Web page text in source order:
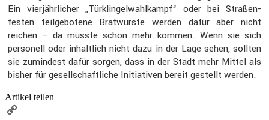
Ein vierjähr­li­cher „Türklin­gel­wahl­kampf“ oder bei Straßen­
festen feilge­bo­tene Bratwürste werden dafür aber nicht
reichen – da müsste schon mehr kommen. Wenn sie sich
perso­nell oder inhalt­lich nicht dazu in der Lage sehen, sollten
sie zumin­dest dafür sorgen, dass in der Stadt mehr Mittel als
bisher für gesell­schaft­liche Initia­tiven bereit gestellt werden.
Artikel teilen